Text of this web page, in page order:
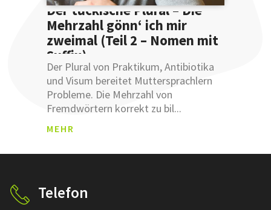
Der tückische Plural – Die
Mehrzahl gönn‘ ich mir
zweimal (Teil 2 – Nomen mit
Suffix)
Der Plural von Praktikum, Antibiotika
und Visum bereitet Muttersprachlern
Probleme. Die Mehrzahl von
Fremdwörtern korrekt zu bil...
MEHR
ELDU
NGSB
Telefon